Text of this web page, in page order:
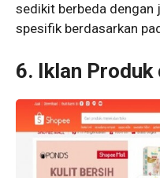
sedikit berbeda dengan
spesifik berdasarkan
6. Iklan